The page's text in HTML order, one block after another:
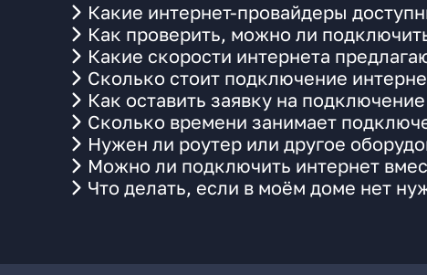
Какие интернет-провайдеры
Как проверить, можно ли
Какие скорости интернета
Сколько стоит подключение
Как оставить заявку на
Сколько времени занимает
Нужен ли роутер или другое
Можно ли подключить интернет
Что делать, если в моём доме нет